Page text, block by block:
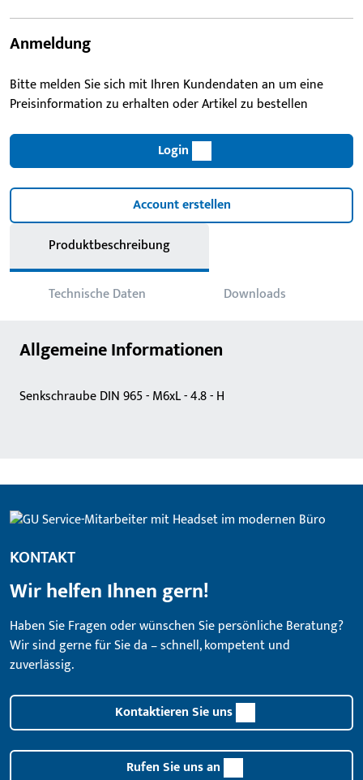
Anmeldung
Bitte melden Sie sich mit Ihren Kundendaten an um eine
Preisinformation zu erhalten oder Artikel zu bestellen
Login
Account erstellen
Produktbeschreibung
Technische Daten Downloads
Allgemeine Informationen
Senkschraube DIN 965 - M6xL - 4.8 - H
KONTAKT
Wir helfen Ihnen gern!
Haben Sie Fragen oder wünschen Sie persönliche Beratung?
Wir sind gerne für Sie da – schnell, kompetent und
zuverlässig.
Kontaktieren Sie uns
Rufen Sie uns an